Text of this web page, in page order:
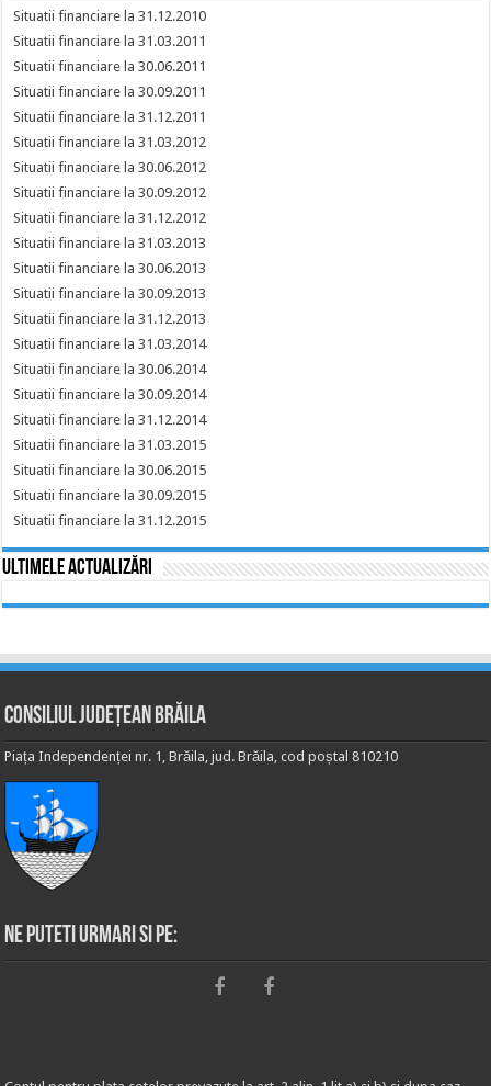
Situatii financiare la 31.12.2010
Situatii financiare la 31.03.2011
Situatii financiare la 30.06.2011
Situatii financiare la 30.09.2011
Situatii financiare la 31.12.2011
Situatii financiare la 31.03.2012
Situatii financiare la 30.06.2012
Situatii financiare la 30.09.2012
Situatii financiare la 31.12.2012
Situatii financiare la 31.03.2013
Situatii financiare la 30.06.2013
Situatii financiare la 30.09.2013
Situatii financiare la 31.12.2013
Situatii financiare la 31.03.2014
Situatii financiare la 30.06.2014
Situatii financiare la 30.09.2014
Situatii financiare la 31.12.2014
Situatii financiare la 31.03.2015
Situatii financiare la 30.06.2015
Situatii financiare la 30.09.2015
Situatii financiare la 31.12.2015
Ultimele actualizări
Consiliul Județean Brăila
Piața Independenței nr. 1, Brăila, jud. Brăila, cod poștal 810210
Ne puteti urmari si pe: